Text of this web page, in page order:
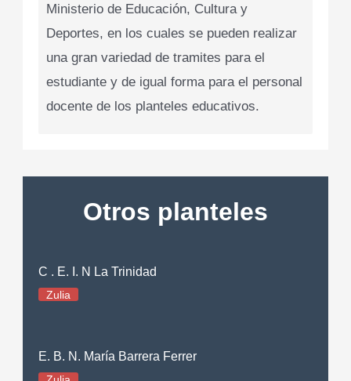
Ministerio de Educación, Cultura y
Deportes, en los cuales se pueden realizar
una gran variedad de tramites para el
estudiante y de igual forma para el personal
docente de los planteles educativos.
Otros planteles
C . E. I. N La Trinidad
Zulia
E. B. N. María Barrera Ferrer